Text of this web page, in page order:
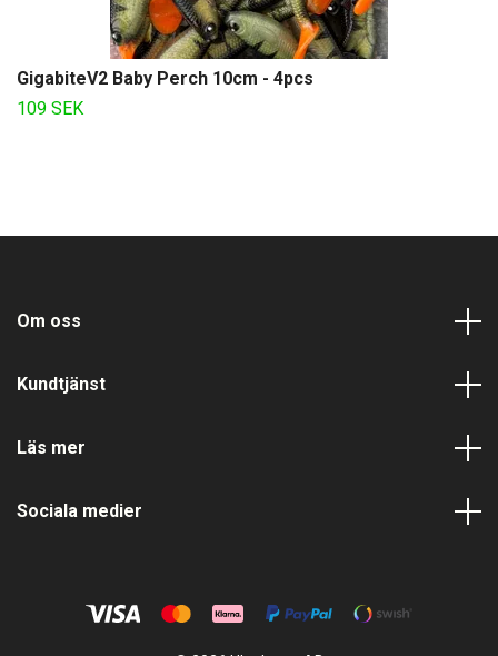
GigabiteV2 Baby Perch 10cm - 4pcs
109 SEK
Om oss
Kundtjänst
Läs mer
Sociala medier